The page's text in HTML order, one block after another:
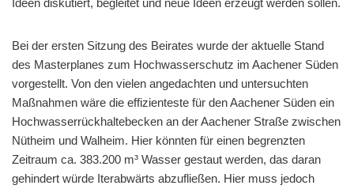
Bei der ersten Sitzung des Beirates wurde der aktuelle Stand
des Masterplanes zum Hochwasserschutz im Aachener Süden
vorgestellt. Von den vielen angedachten und untersuchten
Maßnahmen wäre die effizienteste für den Aachener Süden ein
Hochwasserrückhaltebecken an der Aachener Straße zwischen
Nütheim und Walheim. Hier könnten für einen begrenzten
Zeitraum ca. 383.200 m³ Wasser gestaut werden, das daran
gehindert würde Iterabwärts abzufließen. Hier muss jedoch